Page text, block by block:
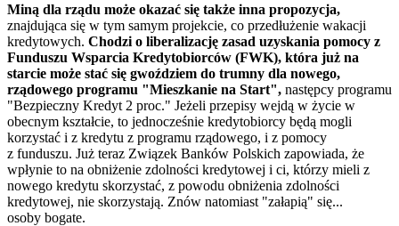
Miną dla rządu może okazać się także inna propozycja,
znajdująca się w tym samym projekcie, co przedłużenie wakacji
kredytowych. Chodzi o liberalizację zasad uzyskania pomocy z
Funduszu Wsparcia Kredytobiorców (FWK), która już na
starcie może stać się gwoździem do trumny dla nowego,
rządowego programu "Mieszkanie na Start", następcy programu
"Bezpieczny Kredyt 2 proc." Jeżeli przepisy wejdą w życie w
obecnym kształcie, to jednocześnie kredytobiorcy będą mogli
korzystać i z kredytu z programu rządowego, i z pomocy
z funduszu. Już teraz Związek Banków Polskich zapowiada, że
wpłynie to na obniżenie zdolności kredytowej i ci, którzy mieli z
nowego kredytu skorzystać, z powodu obniżenia zdolności
kredytowej, nie skorzystają. Znów natomiast "załapią" się...
osoby bogate.